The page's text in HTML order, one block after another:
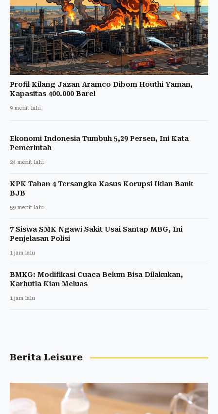
Profil Kilang Jazan Aramco Dibom Houthi Yaman,
Kapasitas 400.000 Barel
9 menit lalu
Ekonomi Indonesia Tumbuh 5,29 Persen, Ini Kata
Pemerintah
24 menit lalu
KPK Tahan 4 Tersangka Kasus Korupsi Iklan Bank
BJB
59 menit lalu
7 Siswa SMK Ngawi Sakit Usai Santap MBG, Ini
Penjelasan Polisi
1 jam lalu
BMKG: Modifikasi Cuaca Belum Bisa Dilakukan,
Karhutla Kian Meluas
1 jam lalu
Berita Leisure